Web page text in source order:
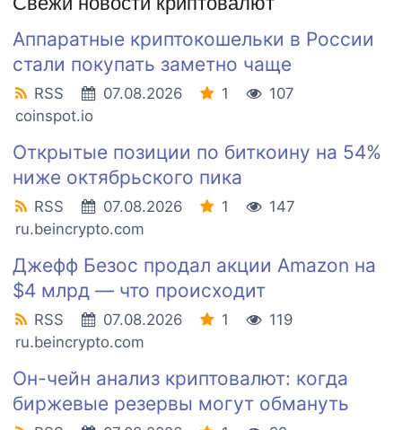
Аппаратные криптокошельки в России
стали покупать заметно чаще
RSS 07.08.2026 1
107
coinspot.io
Открытые позиции по биткоину на 54%
ниже октябрьского пика
RSS 07.08.2026 1
147
ru.beincrypto.com
Джефф Безос продал акции Amazon на
$4 млрд — что происходит
RSS 07.08.2026 1
119
ru.beincrypto.com
Он-чейн анализ криптовалют: когда
биржевые резервы могут обмануть